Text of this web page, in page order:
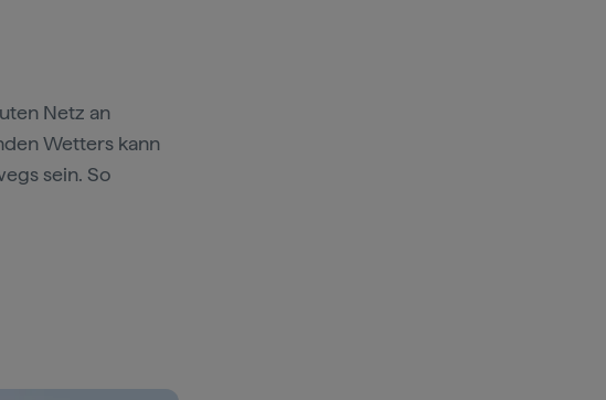
Netz an
Wetters kann
sein. So